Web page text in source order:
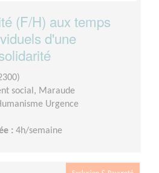
(F/H) aux temps
d'une
social, Maraude
Urgence
: 4h/semaine